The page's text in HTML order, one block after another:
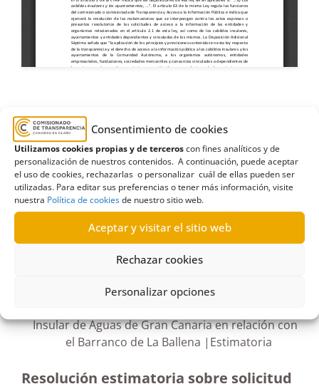
Consentimiento de cookies
Utilizamos cookies propias y de terceroscon fines analíticos y de
personalización de nuestros contenidos. A continuación, puede aceptar
el uso de cookies, rechazarlas o personalizar cuál de ellas pueden ser
utilizadas. Para editar sus preferencias o tener más información, visite
nuestra Política de cookiesde nuestro sitio web.
Aceptar y visitar el sitio web
Rechazar cookies
Personalizar opciones
Barranco Estimatoria
Guiniguada,
Canaria,Tenoya
R417/2023
Insular de Aguas de Gran Canaria en relación con
el Barranco de La Ballena |Estimatoria
Resolución estimatoria sobre solicitud